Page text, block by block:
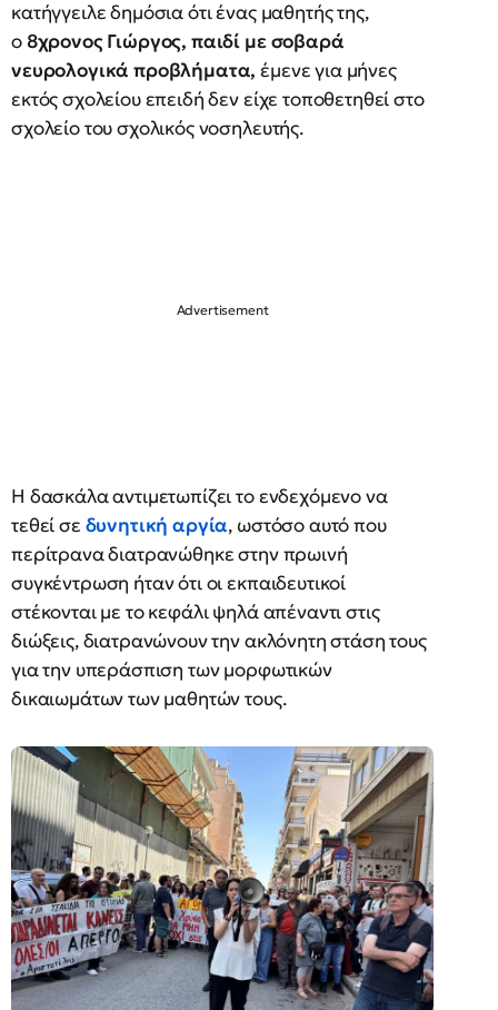
κατήγγειλε δημόσια ότι ένας μαθητής της,
ο8χρονος Γιώργος, παιδί με σοβαρά
νευρολογικά προβλήματα, έμενε για μήνες
εκτός σχολείου επειδή δεν είχε τοποθετηθεί στο
σχολείο του σχολικός νοσηλευτής.
Η δασκάλα αντιμετωπίζει το ενδεχόμενο να
τεθεί σε δυνητική αργία, ωστόσο αυτό που
περίτρανα διατρανώθηκε στην πρωινή
συγκέντρωση ήταν ότι οι εκπαιδευτικοί
στέκονται με το κεφάλι ψηλά απέναντι στις
διώξεις, διατρανώνουν την ακλόνητη στάση τους
για την υπεράσπιση των μορφωτικών
δικαιωμάτων των μαθητών τους.